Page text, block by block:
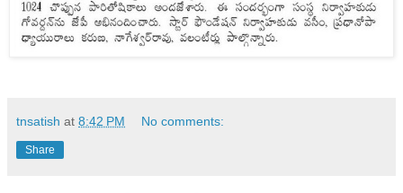
tnsatish at 8:42 PM No comments:
Share